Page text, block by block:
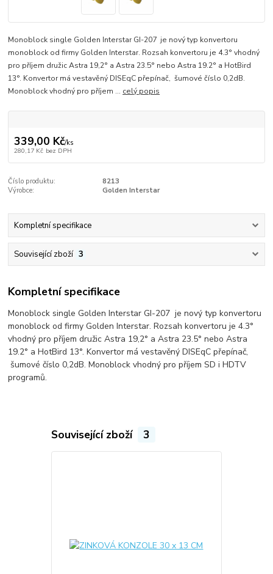
Monoblock single Golden Interstar GI-207 je nový typ konvertoru
monoblock od firmy Golden Interstar. Rozsah konvertoru je 4.3° vhodný
pro příjem družic Astra 19,2° a Astra 23.5° nebo Astra 19.2° a HotBird
13°. Konvertor má vestavěný DISEqC přepínač, šumové číslo 0,2dB.
Monoblock vhodný pro příjem ... celý popis
339,00 Kč/ks
280,17 Kč bez DPH
Číslo produktu:
8213
Výrobce:
Golden Interstar
Kompletní specifikace
Související zboží 3
Kompletní specifikace
Monoblock single Golden Interstar GI-207 je nový typ konvertoru
monoblock od firmy Golden Interstar. Rozsah konvertoru je 4.3°
vhodný pro příjem družic Astra 19,2° a Astra 23.5° nebo Astra
19.2° a HotBird 13°. Konvertor má vestavěný DISEqC přepínač,
šumové číslo 0,2dB. Monoblock vhodný pro příjem SD i HDTV
programů.
Související zboží 3